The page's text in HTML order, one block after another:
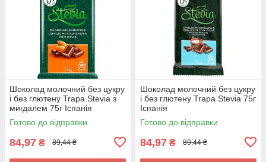
Шоколад молочний без цукру
і без глютену Trapa Stevia з
мигдалем 75г Іспанія
Готово до відправки
84,97 ₴ 89,44 ₴
Шоколад молочний без цукру
і без глютену Trapa Stevia 75г
Іспанія
Готово до відправки
84,97 ₴ 89,44 ₴